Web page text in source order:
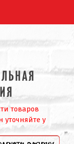
товаров
уточняйте у